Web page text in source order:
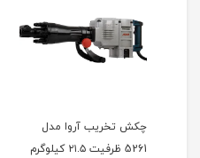
چکش تخریب آروا مدل
5261 ظرفیت ۲۱.۵ کیلوگرم